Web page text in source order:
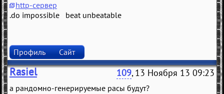
http-сервер
.do impossible beat unbeatable
Профиль Сайт
Rasiel 109, 13 Ноября 13 09:23
а рандомно-генерируемые расы будут?